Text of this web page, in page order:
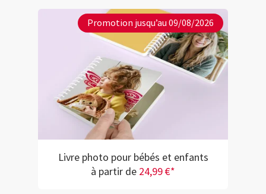
Promotion jusqu’au 09/08/2026
Livre photo pour bébés et enfants
à partir de 24,99 €*